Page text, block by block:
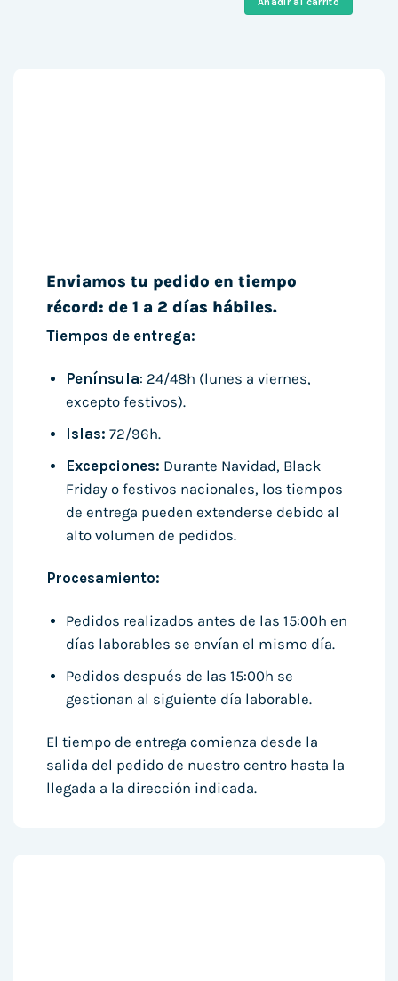
971,93 €.
837,99
Enviamos tu pedido en tiempo
récord: de 1 a 2 días hábiles.
Tiempos de entrega:
Península: 24/48h (lunes a viernes,
excepto festivos).
Islas: 72/96h.
Excepciones: Durante Navidad, Black
Friday o festivos nacionales, los tiempos
de entrega pueden extenderse debido al
alto volumen de pedidos.
Procesamiento:
Pedidos realizados antes de las 15:00h en
días laborables se envían el mismo día.
Pedidos después de las 15:00h se
gestionan al siguiente día laborable.
El tiempo de entrega comienza desde la
salida del pedido de nuestro centro hasta la
llegada a la dirección indicada.